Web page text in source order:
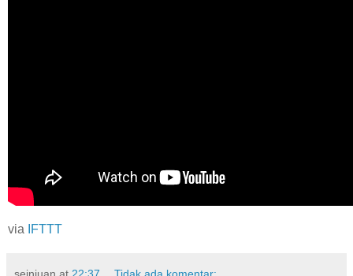
via IFTTT
seinjuan at 22:37 Tidak ada komentar: